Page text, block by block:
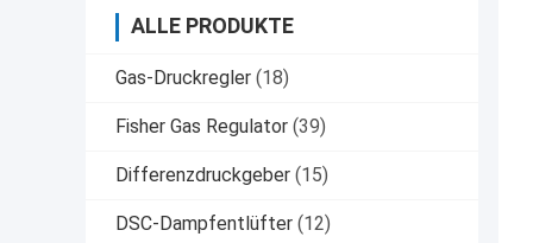
ALLE PRODUKTE
Gas-Druckregler (18)
Fisher Gas Regulator (39)
Differenzdruckgeber (15)
DSC-Dampfentlüfter (12)